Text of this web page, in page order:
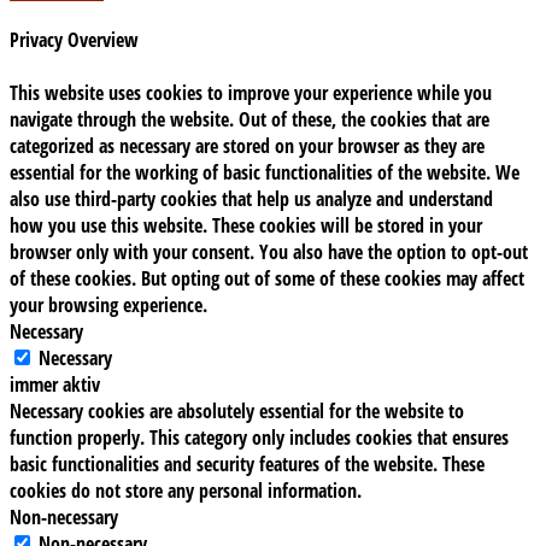
Privacy Overview
This website uses cookies to improve your experience while you
navigate through the website. Out of these, the cookies that are
categorized as necessary are stored on your browser as they are
essential for the working of basic functionalities of the website. We
also use third-party cookies that help us analyze and understand
how you use this website. These cookies will be stored in your
browser only with your consent. You also have the option to opt-out
of these cookies. But opting out of some of these cookies may affect
your browsing experience.
Necessary
Necessary
immer aktiv
Necessary cookies are absolutely essential for the website to
function properly. This category only includes cookies that ensures
basic functionalities and security features of the website. These
cookies do not store any personal information.
Non-necessary